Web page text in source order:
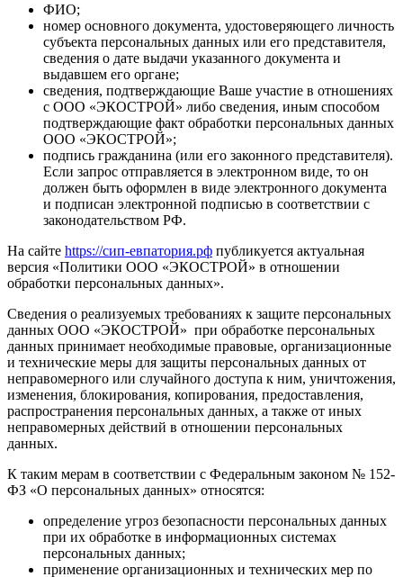
ФИО;
номер основного документа, удостоверяющего личность
субъекта персональных данных или его представителя,
сведения о дате выдачи указанного документа и
выдавшем его органе;
сведения, подтверждающие Ваше участие в отношениях
с ООО «ЭКОСТРОЙ» либо сведения, иным способом
подтверждающие факт обработки персональных данных
ООО «ЭКОСТРОЙ»;
подпись гражданина (или его законного представителя).
Если запрос отправляется в электронном виде, то он
должен быть оформлен в виде электронного документа
и подписан электронной подписью в соответствии с
законодательством РФ.
На сайте https://сип-евпатория.рф публикуется актуальная
версия «Политики ООО «ЭКОСТРОЙ» в отношении
обработки персональных данных».
Сведения о реализуемых требованиях к защите персональных
данных ООО «ЭКОСТРОЙ» при обработке персональных
данных принимает необходимые правовые, организационные
и технические меры для защиты персональных данных от
неправомерного или случайного доступа к ним, уничтожения,
изменения, блокирования, копирования, предоставления,
распространения персональных данных, а также от иных
неправомерных действий в отношении персональных
данных.
К таким мерам в соответствии с Федеральным законом № 152-
ФЗ «О персональных данных» относятся:
определение угроз безопасности персональных данных
при их обработке в информационных системах
персональных данных;
применение организационных и технических мер по